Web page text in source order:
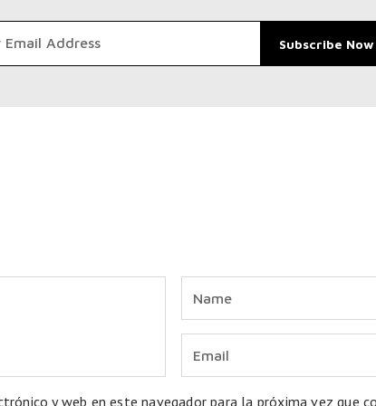
y web en este navegador para la próxima vez que